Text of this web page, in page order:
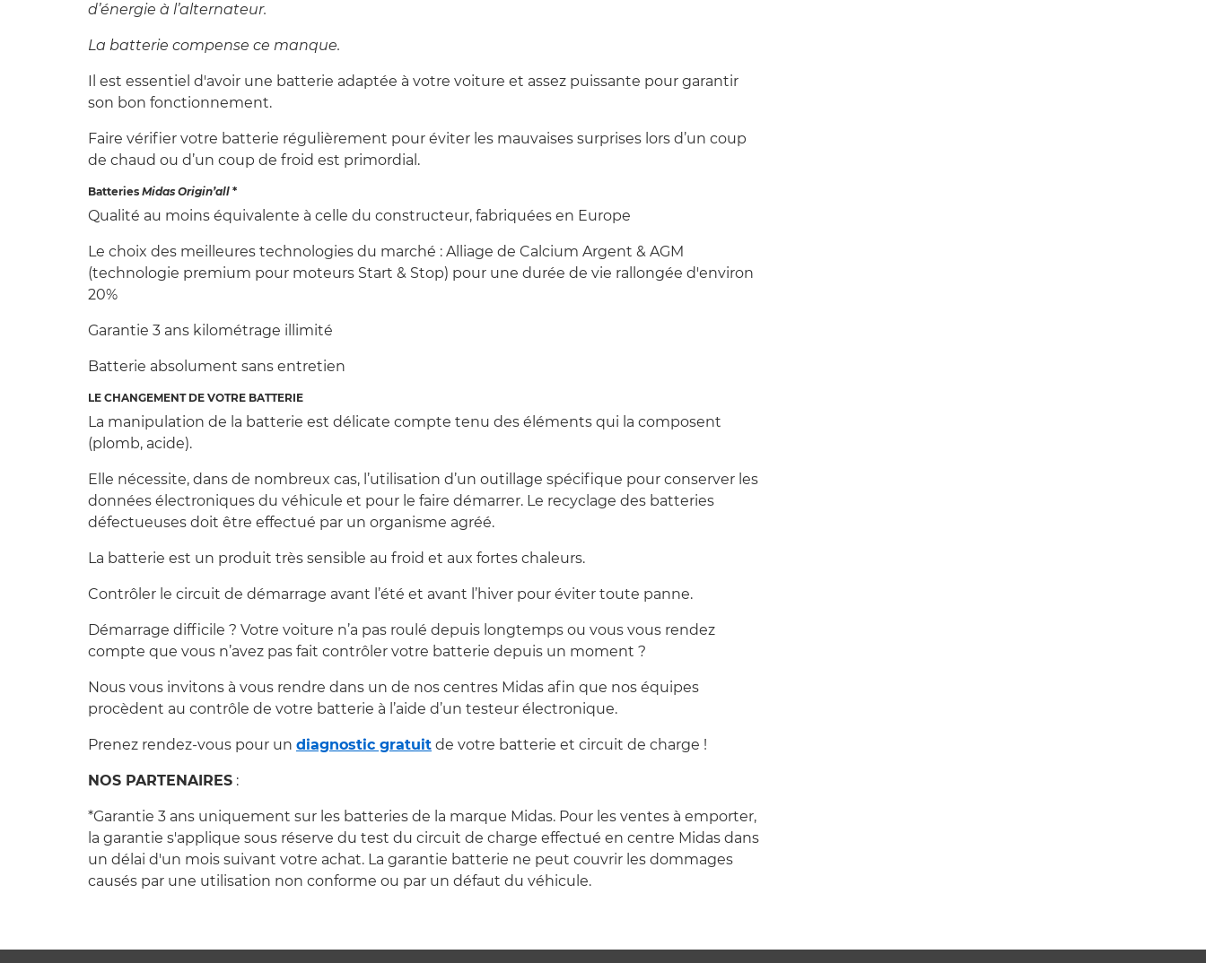
d’énergie à l’alternateur.
La batterie compense ce manque.
Il est essentiel d'avoir une batterie adaptée à votre voiture et assez puissante pour garantir
son bon fonctionnement.
Faire vérifier votre batterie régulièrement pour éviter les mauvaises surprises lors d’un coup
de chaud ou d’un coup de froid est primordial.
Batteries Midas Origin’all *
Qualité au moins équivalente à celle du constructeur, fabriquées en Europe
Le choix des meilleures technologies du marché : Alliage de Calcium Argent & AGM
(technologie premium pour moteurs Start & Stop) pour une durée de vie rallongée d'environ
20%
Garantie 3 ans kilométrage illimité
Batterie absolument sans entretien
LE CHANGEMENT DE VOTRE BATTERIE
La manipulation de la batterie est délicate compte tenu des éléments qui la composent
(plomb, acide).
Elle nécessite, dans de nombreux cas, l’utilisation d’un outillage spécifique pour conserver les
données électroniques du véhicule et pour le faire démarrer. Le recyclage des batteries
défectueuses doit être effectué par un organisme agréé.
La batterie est un produit très sensible au froid et aux fortes chaleurs.
Contrôler le circuit de démarrage avant l’été et avant l’hiver pour éviter toute panne.
Démarrage difficile ? Votre voiture n’a pas roulé depuis longtemps ou vous vous rendez
compte que vous n’avez pas fait contrôler votre batterie depuis un moment ?
Nous vous invitons à vous rendre dans un de nos centres Midas afin que nos équipes
procèdent au contrôle de votre batterie à l’aide d’un testeur électronique.
Prenez rendez-vous pour un diagnostic gratuit de votre batterie et circuit de charge !
NOS PARTENAIRES :
*Garantie 3 ans uniquement sur les batteries de la marque Midas. Pour les ventes à emporter,
la garantie s'applique sous réserve du test du circuit de charge effectué en centre Midas dans
un délai d'un mois suivant votre achat. La garantie batterie ne peut couvrir les dommages
causés par une utilisation non conforme ou par un défaut du véhicule.